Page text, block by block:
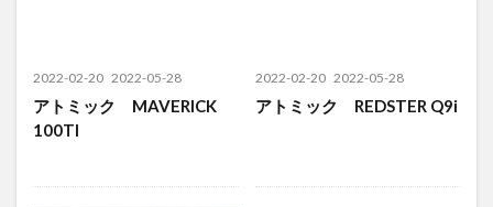
2022-02-20 2022-05-28
アトミック MAVERICK
100TI
2022-02-20 2022-05-28
アトミック REDSTER Q9i